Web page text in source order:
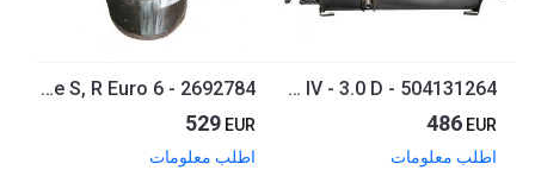
Rußpartikelfilter, Partikelfilter DPF IVECO Dailly IV - 3.0 D - 504131264
486 EUR
اطلب معلومات
Rußpartikelfilter,Partikelfilter,DPF SCANIA Serie S, R Euro 6 - 2692784
529 EUR
اطلب معلومات